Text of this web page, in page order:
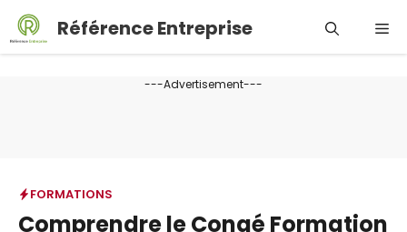
Aller
contenu
Référence Entreprise
---Advertisement---
FORMATIONS
Comprendre le Congé Formation